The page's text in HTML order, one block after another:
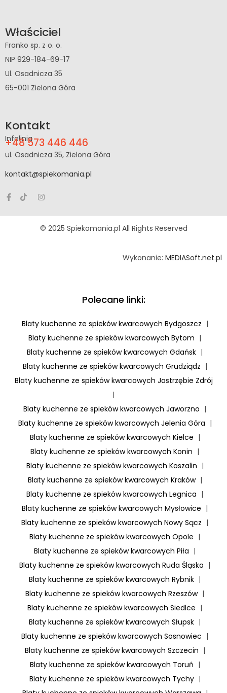
Właściciel
Franko sp. z o. o.
NIP 929-184-69-17
Ul. Osadnicza 35
65-001 Zielona Góra
Kontakt
Infolinia
+48 573 446 446
ul. Osadnicza 35, Zielona Góra
kontakt@spiekomania.pl
© 2025 Spiekomania.pl All Rights Reserved
Wykonanie: MEDIASoft.net.pl
Polecane linki:
Blaty kuchenne ze spieków kwarcowych Bydgoszcz |
Blaty kuchenne ze spieków kwarcowych Bytom |
Blaty kuchenne ze spieków kwarcowych Gdańsk |
Blaty kuchenne ze spieków kwarcowych Grudziądz |
Blaty kuchenne ze spieków kwarcowych Jastrzębie Zdrój
|
Blaty kuchenne ze spieków kwarcowych Jaworzno |
Blaty kuchenne ze spieków kwarcowych Jelenia Góra |
Blaty kuchenne ze spieków kwarcowych Kielce |
Blaty kuchenne ze spieków kwarcowych Konin |
Blaty kuchenne ze spieków kwarcowych Koszalin |
Blaty kuchenne ze spieków kwarcowych Kraków |
Blaty kuchenne ze spieków kwarcowych Legnica |
Blaty kuchenne ze spieków kwarcowych Mysłowice |
Blaty kuchenne ze spieków kwarcowych Nowy Sącz |
Blaty kuchenne ze spieków kwarcowych Opole |
Blaty kuchenne ze spieków kwarcowych Piła |
Blaty kuchenne ze spieków kwarcowych Ruda Śląska |
Blaty kuchenne ze spieków kwarcowych Rybnik |
Blaty kuchenne ze spieków kwarcowych Rzeszów |
Blaty kuchenne ze spieków kwarcowych Siedlce |
Blaty kuchenne ze spieków kwarcowych Słupsk |
Blaty kuchenne ze spieków kwarcowych Sosnowiec |
Blaty kuchenne ze spieków kwarcowych Szczecin |
Blaty kuchenne ze spieków kwarcowych Toruń |
Blaty kuchenne ze spieków kwarcowych Tychy |